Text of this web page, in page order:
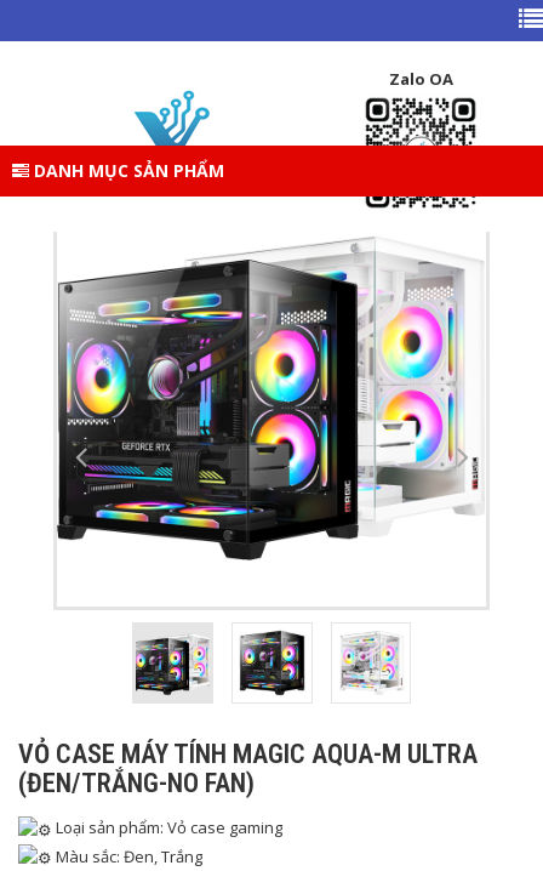
Zalo OA
DANH MỤC SẢN PHẨM
TRANG CHỦ DANH MỤC SẢN PHẨM
LINH KIỆN DESKTOP
VỎ CASE MÁY TÍNH MAGIC AQUA-M ULTRA (ĐEN/TRẮNG-
VỎ CASE MÁY TÍNH MAGIC AQUA-M ULTRA
(ĐEN/TRẮNG-NO FAN)
Loại sản phẩm: Vỏ case gaming
Màu sắc: Đen, Trắng